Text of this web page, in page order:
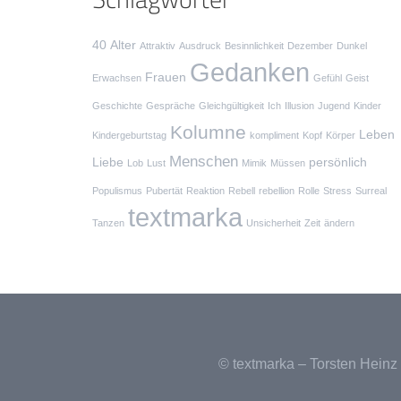
40 Alter Attraktiv Ausdruck Besinnlichkeit Dezember Dunkel
Erwachsen Frauen Gedanken Gefühl Geist
Geschichte Gespräche Gleichgültigkeit Ich Illusion Jugend Kinder
Kindergeburtstag Kolumne kompliment Kopf Körper Leben
Liebe Lob Lust Menschen Mimik Müssen persönlich
Populismus Pubertät Reaktion Rebell rebellion Rolle Stress Surreal
Tanzen textmarka Unsicherheit Zeit ändern
© textmarka – Torsten Heinz